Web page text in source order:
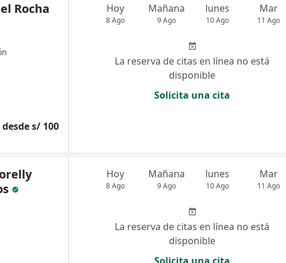
Rocha
desde s/ 100
Hoy
8 Ago
Mañana
9 Ago
lunes
10 Ago
Mar
11 Ago
La reserva de citas en línea no está
disponible
Solicita una cita
Hoy
8 Ago
Mañana
9 Ago
lunes
10 Ago
Mar
11 Ago
La reserva de citas en línea no está
disponible